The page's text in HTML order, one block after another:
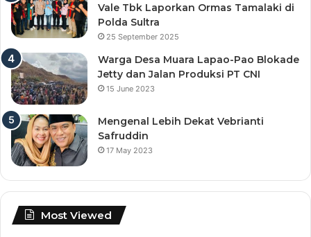
Vale Tbk Laporkan Ormas Tamalaki di
Polda Sultra
25 September 2025
Warga Desa Muara Lapao-Pao Blokade
Jetty dan Jalan Produksi PT CNI
15 June 2023
Mengenal Lebih Dekat Vebrianti
Safruddin
17 May 2023
Most Viewed